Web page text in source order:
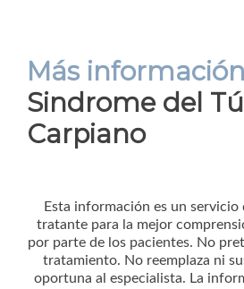
Más información
Sindrome del
Carpiano
Esta información es un
tratante para la mejor
por parte de los pacientes. No
tratamiento. No reemplaza ni
oportuna al especialista. La